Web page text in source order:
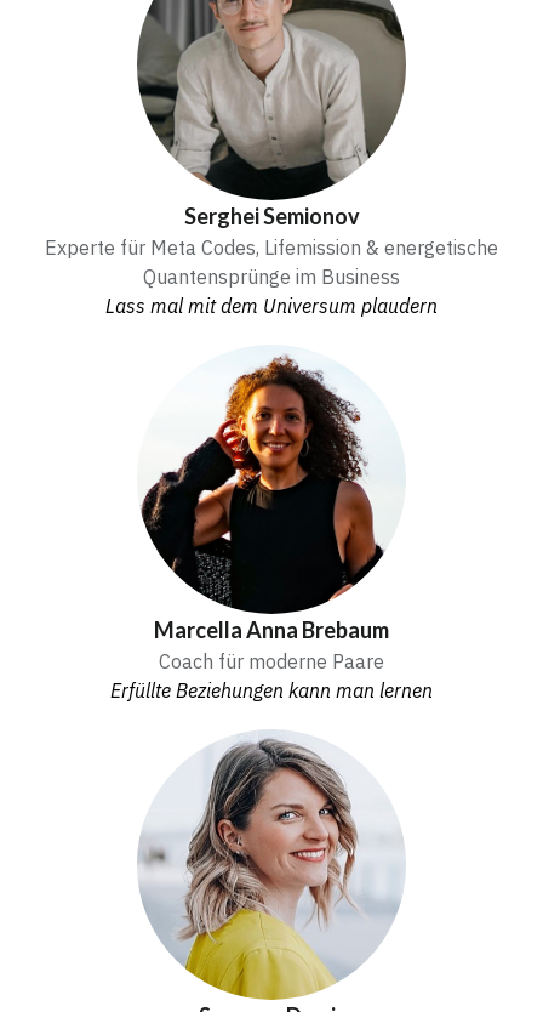
Serghei Semionov
Experte für Meta Codes, Lifemission & energetische
Quantensprünge im Business
Lass mal mit dem Universum plaudern
Marcella Anna Brebaum
Coach für moderne Paare
Erfüllte Beziehungen kann man lernen